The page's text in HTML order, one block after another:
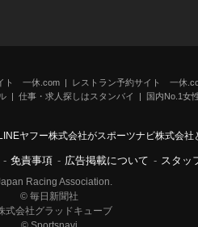
ト 一休.com
レストラン予約サイト 一休
仕事・求人探しはスタンバイ
国内No.1女
ヤフー株式会社がスポーツナビ株式会社
- 免責事項 - 広告掲載について - スタッ
Racing Association.
© 毎日新聞社
式会社グラッドキューブ